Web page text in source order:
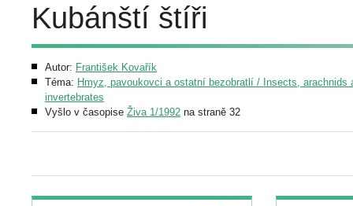
Kubánští štíři
Autor: František Kovařík
Téma: Hmyz, pavoukovci a ostatní bezobratlí / Insects, arachnids
invertebrates
Vyšlo v časopise Živa 1/1992 na straně 32